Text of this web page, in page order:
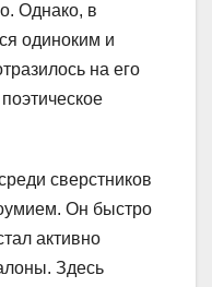
Однако, в
одиноким и
на его
сверстников
Он быстро
активно
Здесь